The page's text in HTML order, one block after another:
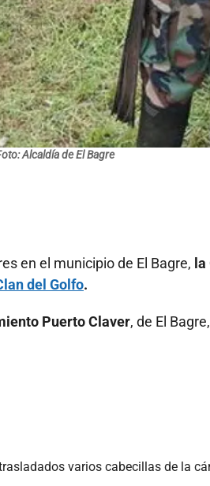
Alcaldía de El Bagre
en el municipio de El Bagre,
del Golfo.
Puerto Claver, de El
varios cabecillas de la